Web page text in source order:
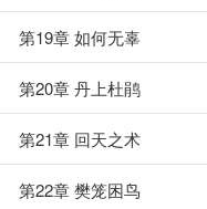
第19章 如何无辜
第20章 丹上杜鹃
第21章 回天之术
第22章 樊笼困鸟